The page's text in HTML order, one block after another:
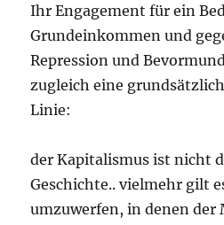
Ihr Engagement für ein
Grundeinkommen und
Repression und
zugleich eine
Linie:
der Kapitalismus ist nicht
Geschichte.. vielmehr gilt
umzuwerfen, in denen der